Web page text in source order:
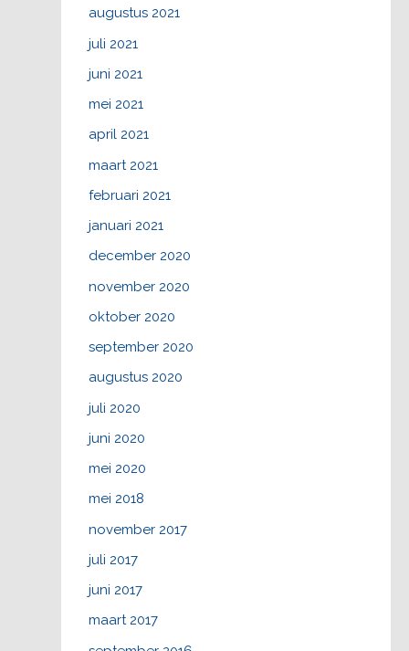
augustus 2021
juli 2021
juni 2021
mei 2021
april 2021
maart 2021
februari 2021
januari 2021
december 2020
november 2020
oktober 2020
september 2020
augustus 2020
juli 2020
juni 2020
mei 2020
mei 2018
november 2017
juli 2017
juni 2017
maart 2017